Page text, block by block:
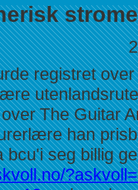
registret
The Guitar
han
bcu'i seg billig